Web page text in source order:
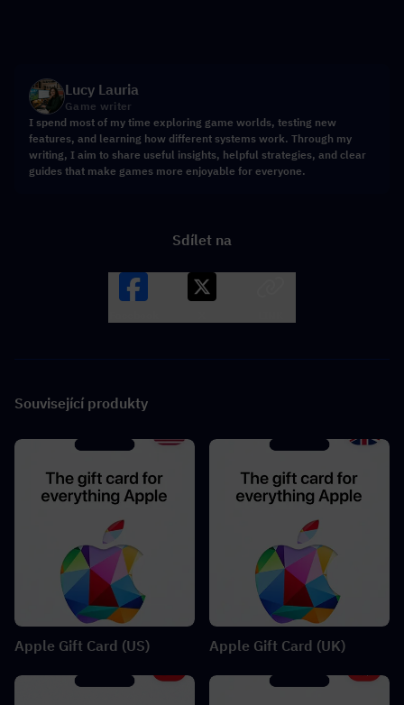
Lucy Lauria
Game writer
I spend most of my time exploring game worlds, testing new
features, and learning how different systems work. Through my
writing, I aim to share useful insights, helpful strategies, and clear
guides that make games more enjoyable for everyone.
Sdílet na
Související produkty
Apple Gift Card (US) Apple Gift Card (UK)